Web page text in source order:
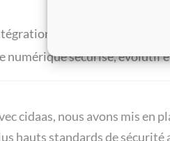
transparente de la
numérique sécurisé, évolutif
cidaas, nous avons mis en
hauts standards de